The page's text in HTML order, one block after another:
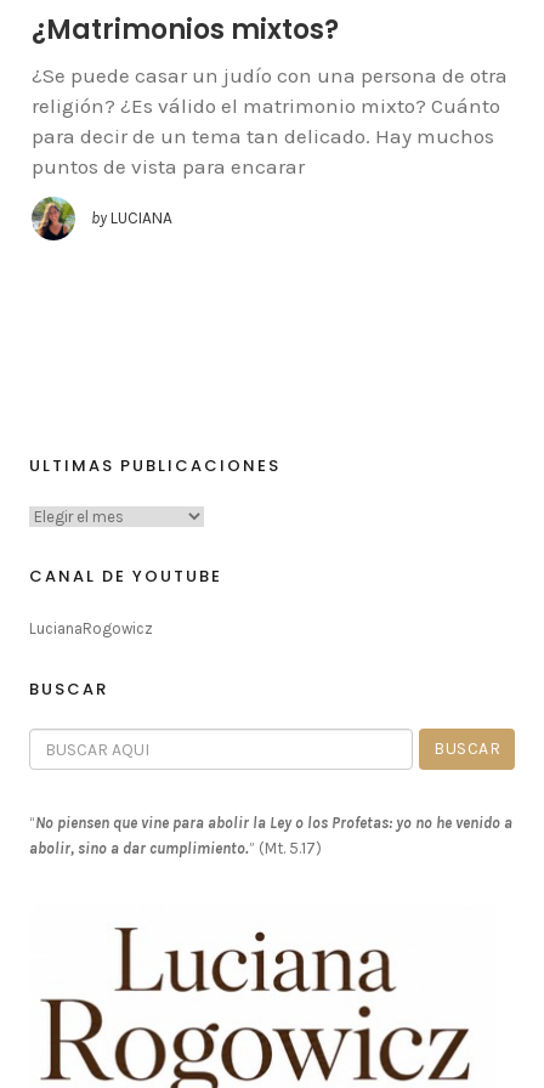
¿Matrimonios mixtos?
¿Se puede casar un judío con una persona de otra
religión? ¿Es válido el matrimonio mixto? Cuánto
para decir de un tema tan delicado. Hay muchos
puntos de vista para encarar
by LUCIANA
ULTIMAS PUBLICACIONES
CANAL DE YOUTUBE
LucianaRogowicz
BUSCAR
“No piensen que vine para abolir la Ley o los Profetas: yo no he venido a
abolir, sino a dar cumplimiento.” (Mt. 5.17)